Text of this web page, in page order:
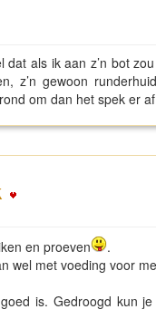
dat als ik aan z’n bot
z’n gewoon
om dan het spek er
en proeven
.
wel met voeding voor
is. Gedroogd kun